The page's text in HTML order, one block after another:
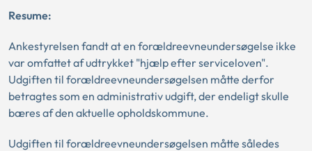
Resume:
Ankestyrelsen fandt at en forældreevneundersøgelse ikke
var omfattet af udtrykket "hjælp efter serviceloven".
Udgiften til forældreevneundersøgelsen måtte derfor
betragtes som en administrativ udgift, der endeligt skulle
bæres af den aktuelle opholdskommune.
Udgiften til forældreevneundersøgelsen måtte således